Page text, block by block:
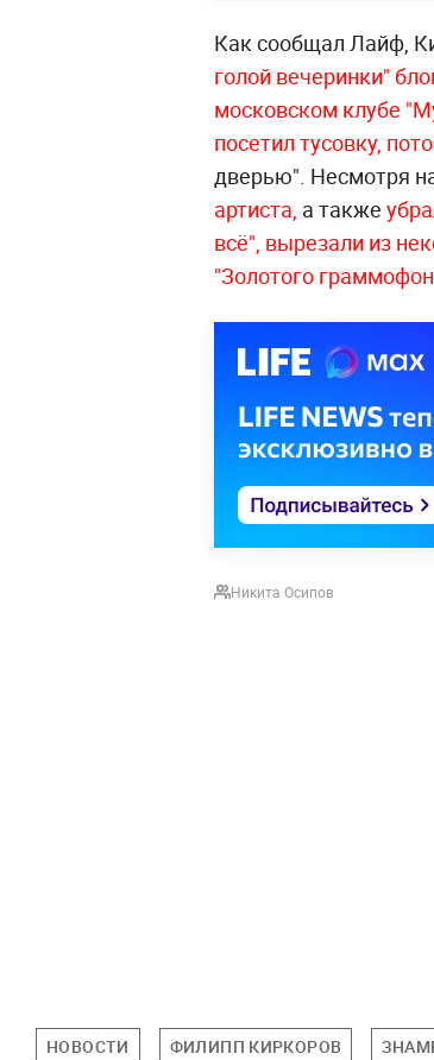
Как сообщал Лайф,
голой вечеринки"
московском клубе
посетил тусовку,
дверью". Несмотря
артиста, а также
всё", вырезали из
"Золотого
Никита Осипов
НОВОСТИ ФИЛИПП КИРКОРОВ